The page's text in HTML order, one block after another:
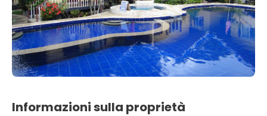
Informazioni sulla proprietà